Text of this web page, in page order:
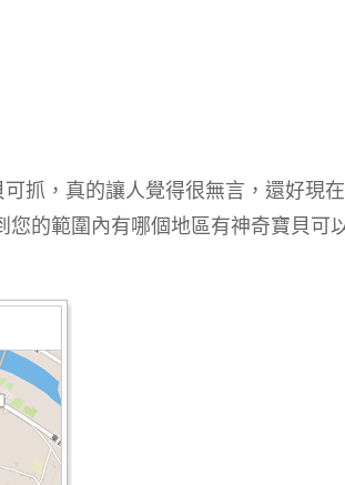
抓，真的讓人覺得很無言，還好現
的範圍內有哪個地區有神奇寶貝可